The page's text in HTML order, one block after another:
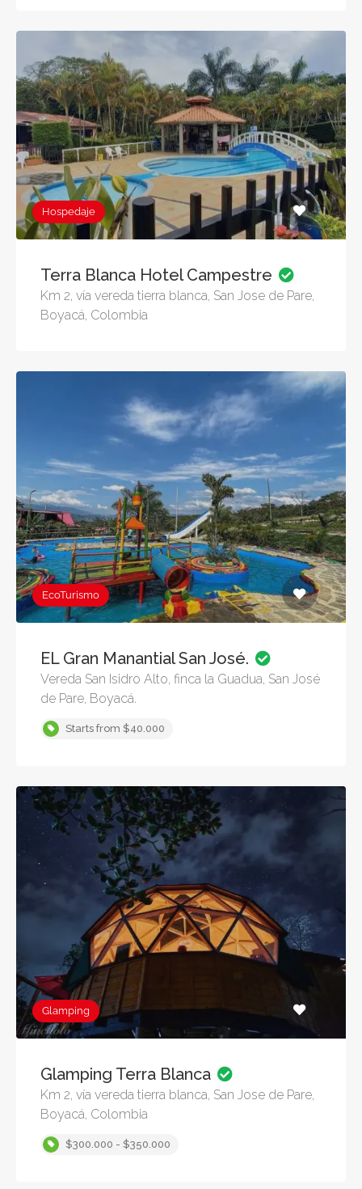
Hospedaje
Terra Blanca Hotel Campestre
Km 2, vía vereda tierra blanca, San Jose de Pare,
Boyacá, Colombia
EcoTurismo
EL Gran Manantial San José.
Vereda San Isidro Alto, finca la Guadua, San José
de Pare, Boyacá.
Starts from $40.000
Glamping
Glamping Terra Blanca
Km 2, vía vereda tierra blanca, San Jose de Pare,
Boyacá, Colombia
$300.000 - $350.000